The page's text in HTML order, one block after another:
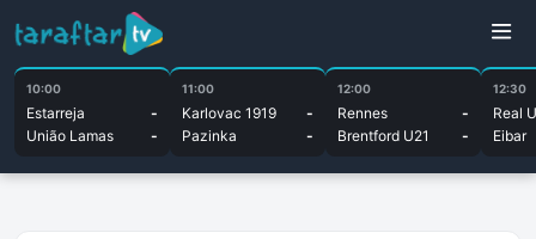
10:00
Estarreja
-
União Lamas
-
11:00
Karlovac 1919
-
Pazinka
-
12:00
Rennes
-
Brentford U21
-
12:30
Real
Eibar